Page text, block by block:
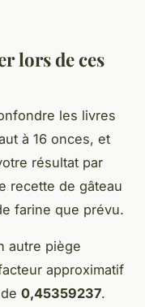
lors de ces
les livres
à 16 onces, et
résultat par
recette de gâteau
farine que prévu.
autre piège
approximatif
0,45359237.